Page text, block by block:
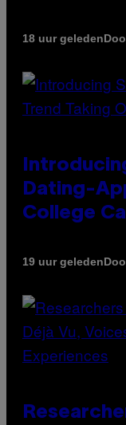
18 uur geleden
Dating-
College
19 uur geleden